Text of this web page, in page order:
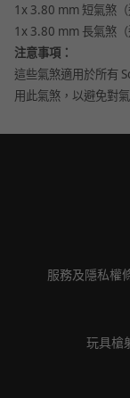
1x 3.80 mm 短氣煞（
1x 3.80 mm 長氣煞（
注意事項：
這些氣煞適用於所有
用此氣煞，以避免對
服務及隱私權
玩具槍